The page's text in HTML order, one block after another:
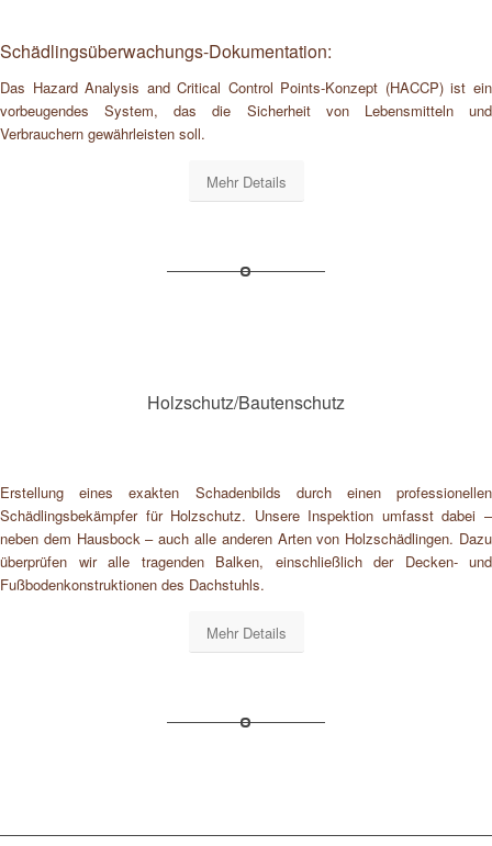
Schädlingsüberwachungs-Dokumentation:
Das Hazard Analysis and Critical Control Points-Konzept (HACCP) ist ein
vorbeugendes System, das die Sicherheit von Lebensmitteln und
Verbrauchern gewährleisten soll.
Mehr Details
Holzschutz/Bautenschutz
Erstellung eines exakten Schadenbilds durch einen professionellen
Schädlingsbekämpfer für Holzschutz. Unsere Inspektion umfasst dabei –
neben dem Hausbock – auch alle anderen Arten von Holzschädlingen. Dazu
überprüfen wir alle tragenden Balken, einschließlich der Decken- und
Fußbodenkonstruktionen des Dachstuhls.
Mehr Details